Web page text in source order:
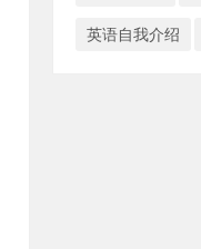
英语自我介绍